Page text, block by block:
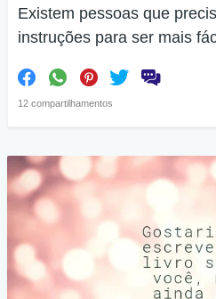
Existem pessoas que
instruções para ser mais
12 compartilhamentos